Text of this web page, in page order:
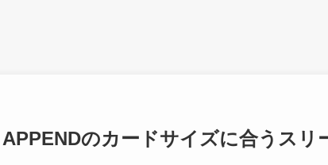
APPENDのカードサイズに合うスリ